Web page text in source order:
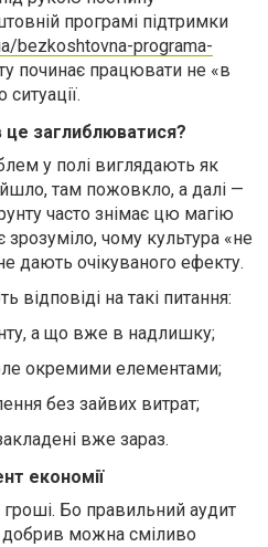
програмі підтримки
bezkoshtovna-programa-
починає працювати не «в
це заглиблюватися?
у полі виглядають як
там пожовкло, а далі —
часто знімає цю магію
зрозуміло, чому культура «не
дають очікуваного ефекту.
відповіді на такі питання:
а що вже в надлишку;
окремими елементами;
без зайвих витрат;
вже зараз.
економії
Бо правильний аудит
добрив можна сміливо